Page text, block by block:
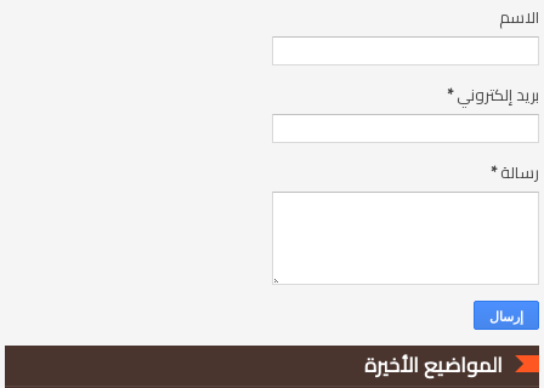
الاسم
بريد إلكتروني*
رسالة*
المواضيع الأخيرة